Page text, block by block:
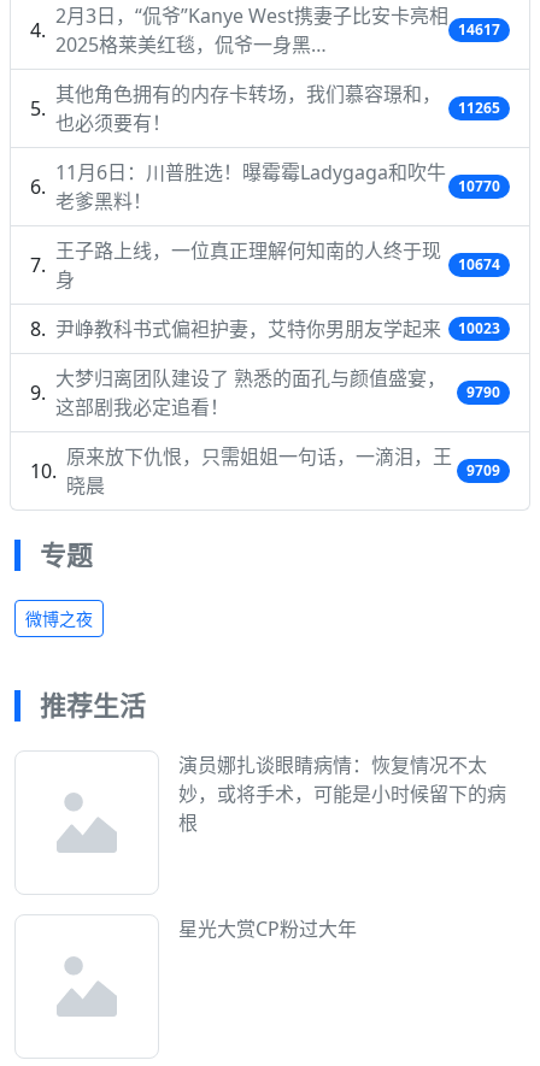
2月3日，“侃爷”Kanye West携妻子比安卡亮相
2025格莱美红毯，侃爷一身黑…
14617
其他角色拥有的内存卡转场，我们慕容璟和，
也必须要有！
11265
11月6日：川普胜选！曝霉霉Ladygaga和吹牛
老爹黑料！
10770
王子路上线，一位真正理解何知南的人终于现
身
10674
尹峥教科书式偏袒护妻，艾特你男朋友学起来 10023
大梦归离团队建设了 熟悉的面孔与颜值盛宴，
这部剧我必定追看！
9790
原来放下仇恨，只需姐姐一句话，一滴泪，王
晓晨
9709
专题
微博之夜
推荐生活
演员娜扎谈眼睛病情：恢复情况不太
妙，或将手术，可能是小时候留下的病
根
星光大赏CP粉过大年